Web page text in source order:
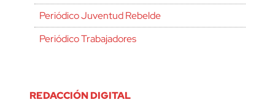
Periódico Juventud Rebelde
Periódico Trabajadores
REDACCIÓN DIGITAL